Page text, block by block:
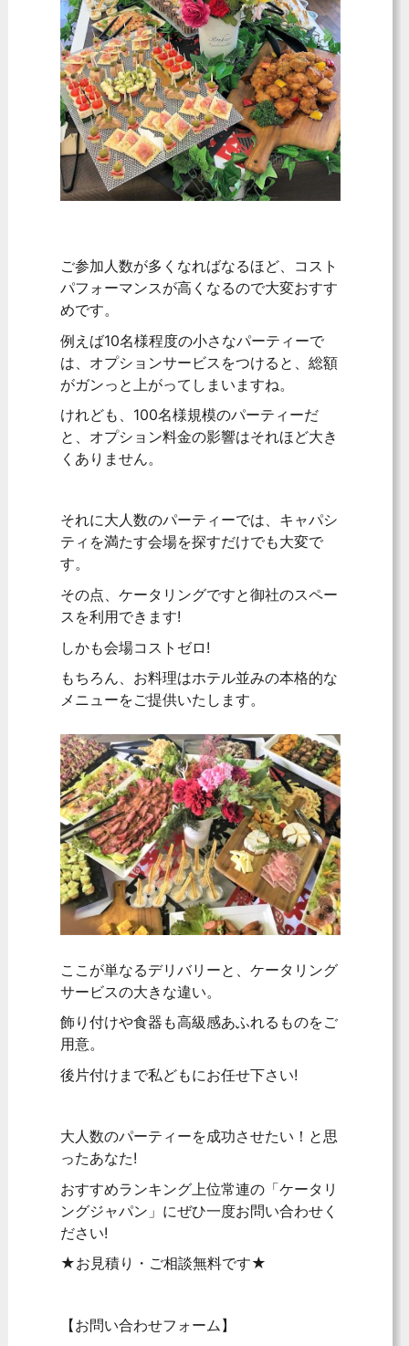
ご参加人数が多くなればなるほど、コスト
パフォーマンスが高くなるので大変おすす
めです。
例えば10名様程度の小さなパーティーで
は、オプションサービスをつけると、総額
がガンっと上がってしまいますね。
けれども、100名様規模のパーティーだ
と、オプション料金の影響はそれほど大き
くありません。
それに大人数のパーティーでは、キャパシ
ティを満たす会場を探すだけでも大変で
す。
その点、ケータリングですと御社のスペー
スを利用できます!
しかも会場コストゼロ!
もちろん、お料理はホテル並みの本格的な
メニューをご提供いたします。
ここが単なるデリバリーと、ケータリング
サービスの大きな違い。
飾り付けや食器も高級感あふれるものをご
用意。
後片付けまで私どもにお任せ下さい!
大人数のパーティーを成功させたい！と思
ったあなた!
おすすめランキング上位常連の「ケータリ
ングジャパン」にぜひ一度お問い合わせく
ださい!
★お見積り・ご相談無料です★
【お問い合わせフォーム】